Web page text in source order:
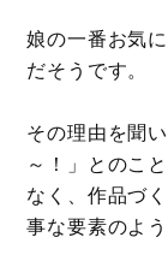
娘の一番お気
だそうです。
その理由を聞
～！」とのこ
なく、作品づ
事な要素のよう